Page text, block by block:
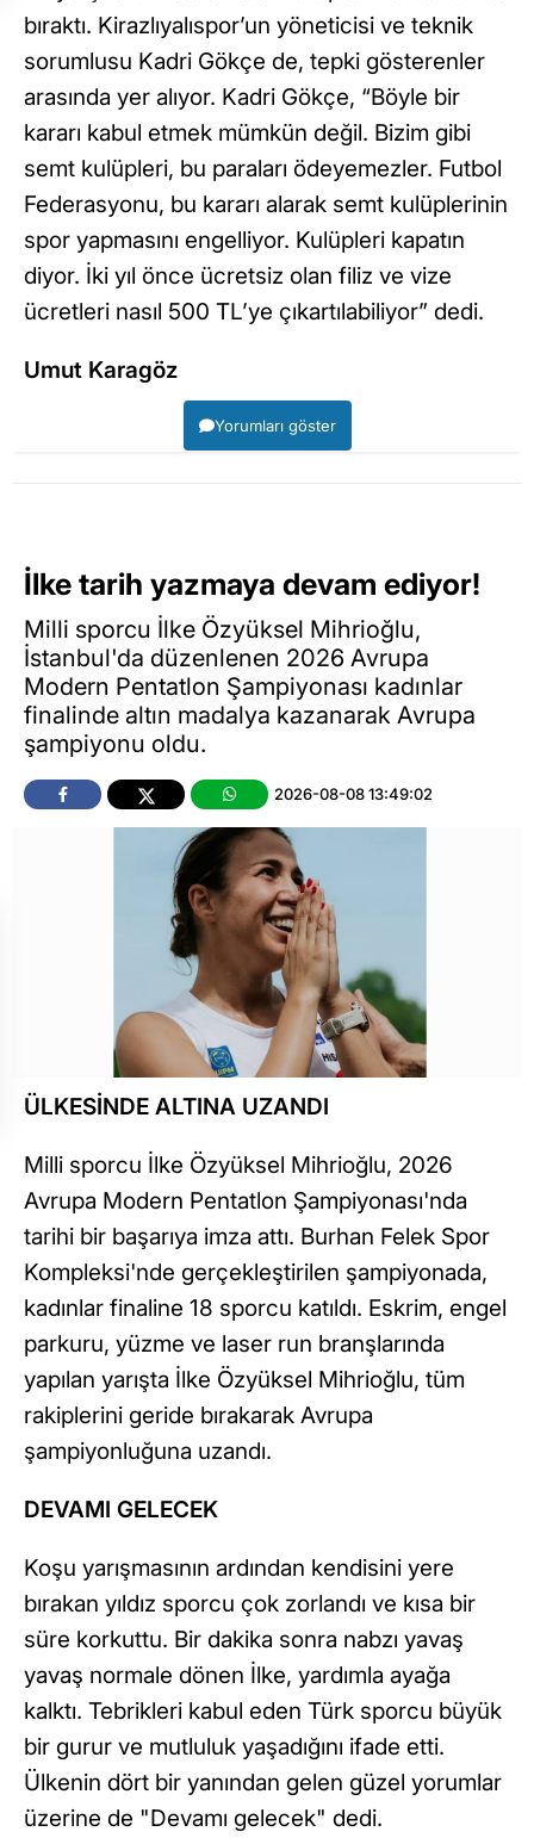
bıraktı. Kirazlıyalıspor’un yöneticisi ve teknik
sorumlusu Kadri Gökçe de, tepki gösterenler
arasında yer alıyor. Kadri Gökçe, “Böyle bir
kararı kabul etmek mümkün değil. Bizim gibi
semt kulüpleri, bu paraları ödeyemezler. Futbol
Federasyonu, bu kararı alarak semt kulüplerinin
spor yapmasını engelliyor. Kulüpleri kapatın
diyor. İki yıl önce ücretsiz olan filiz ve vize
ücretleri nasıl 500 TL’ye çıkartılabiliyor” dedi.
Umut Karagöz
Yorumları göster
İlke tarih yazmaya devam ediyor!
Milli sporcu İlke Özyüksel Mihrioğlu,
İstanbul'da düzenlenen 2026 Avrupa
Modern Pentatlon Şampiyonası kadınlar
finalinde altın madalya kazanarak Avrupa
şampiyonu oldu.
2026-08-08 13:49:02
ÜLKESİNDE ALTINA UZANDI
Milli sporcu İlke Özyüksel Mihrioğlu, 2026
Avrupa Modern Pentatlon Şampiyonası'nda
tarihi bir başarıya imza attı. Burhan Felek Spor
Kompleksi'nde gerçekleştirilen şampiyonada,
kadınlar finaline 18 sporcu katıldı. Eskrim, engel
parkuru, yüzme ve laser run branşlarında
yapılan yarışta İlke Özyüksel Mihrioğlu, tüm
rakiplerini geride bırakarak Avrupa
şampiyonluğuna uzandı.
DEVAMI GELECEK
Koşu yarışmasının ardından kendisini yere
bırakan yıldız sporcu çok zorlandı ve kısa bir
süre korkuttu. Bir dakika sonra nabzı yavaş
yavaş normale dönen İlke, yardımla ayağa
kalktı. Tebrikleri kabul eden Türk sporcu büyük
bir gurur ve mutluluk yaşadığını ifade etti.
Ülkenin dört bir yanından gelen güzel yorumlar
üzerine de "Devamı gelecek" dedi.